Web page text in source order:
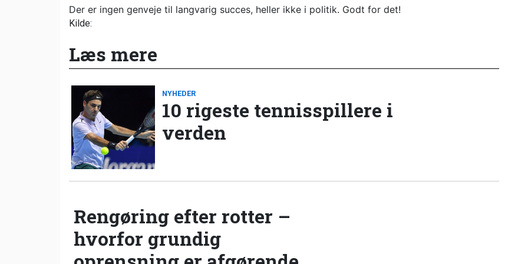
Der er ingen genveje til langvarig succes, heller ikke i politik. Godt for det!
Kilde:
Læs mere
NYHEDER
10 rigeste tennisspillere i
verden
Rengøring efter rotter –
hvorfor grundig